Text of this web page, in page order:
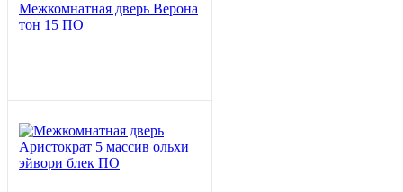
Межкомнатная дверь Верона
тон 15 ПО